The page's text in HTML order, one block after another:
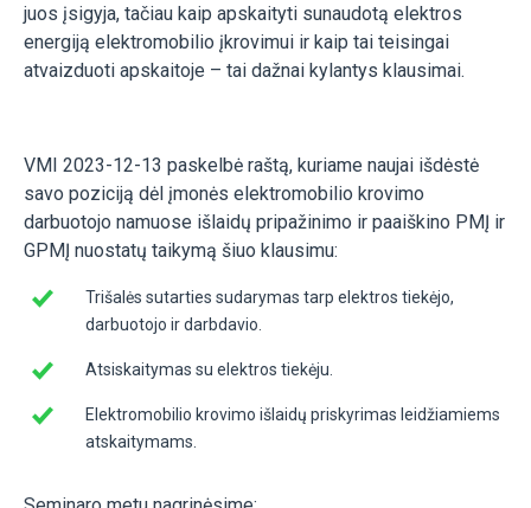
juos įsigyja, tačiau kaip apskaityti sunaudotą elektros
energiją elektromobilio įkrovimui ir kaip tai teisingai
atvaizduoti apskaitoje – tai dažnai kylantys klausimai.
VMI 2023-12-13 paskelbė raštą, kuriame naujai išdėstė
savo poziciją dėl įmonės elektromobilio krovimo
darbuotojo namuose išlaidų pripažinimo ir paaiškino PMĮ ir
GPMĮ nuostatų taikymą šiuo klausimu:
Trišalės sutarties sudarymas tarp elektros tiekėjo,
darbuotojo ir darbdavio.
Atsiskaitymas su elektros tiekėju.
Elektromobilio krovimo išlaidų priskyrimas leidžiamiems
atskaitymams.